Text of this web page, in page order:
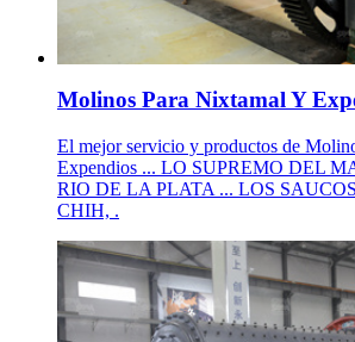
Molinos Para Nixtamal Y
El mejor servicio y productos de
Expendios ... LO SUPREMO DEL
RIO DE LA PLATA ... LOS
CHIH, .